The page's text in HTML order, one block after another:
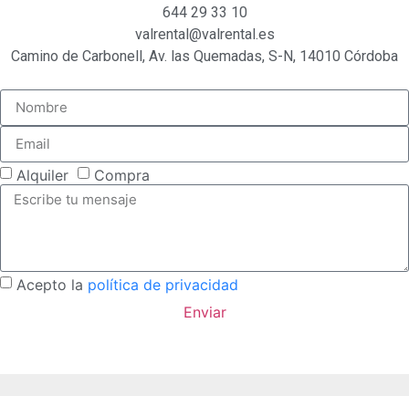
644 29 33 10
valrental@valrental.es
Camino de Carbonell, Av. las Quemadas, S-N, 14010 Córdoba
Alquiler Compra
Acepto la política de privacidad
Enviar